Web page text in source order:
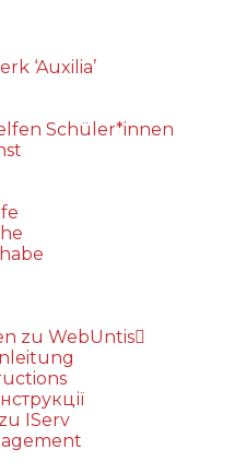
‘Auxilia’
Schüler*innen
zu WebUntis
IServ